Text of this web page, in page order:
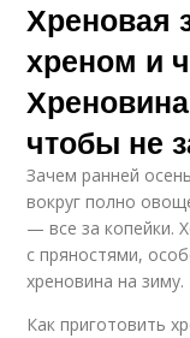
Хреновая
хреном и
чтобы не
Зачем ранней
вокруг полно
— все за копейки.
с пряностями,
хреновина на зиму.
Как приготовить